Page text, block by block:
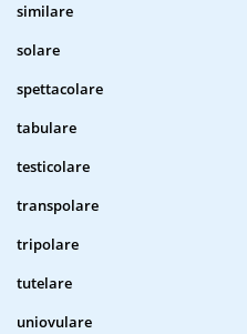
similare
solare
spettacolare
tabulare
testicolare
transpolare
tripolare
tutelare
uniovulare